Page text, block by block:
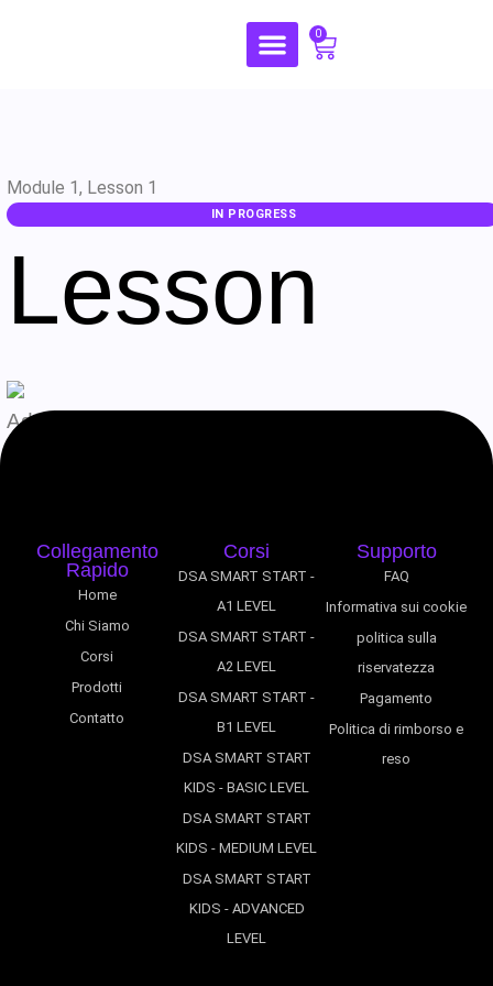
0
Module 1, Lesson 1
IN PROGRESS
Lesson
Admin
Collegamento
Rapido
Home
Chi Siamo
Corsi
Prodotti
Contatto
Corsi
DSA SMART START -
A1 LEVEL
DSA SMART START -
A2 LEVEL
DSA SMART START -
B1 LEVEL
DSA SMART START
KIDS - BASIC LEVEL
DSA SMART START
KIDS - MEDIUM LEVEL
DSA SMART START
KIDS - ADVANCED
LEVEL
Supporto
FAQ
Informativa sui cookie
politica sulla
riservatezza
Pagamento
Politica di rimborso e
reso